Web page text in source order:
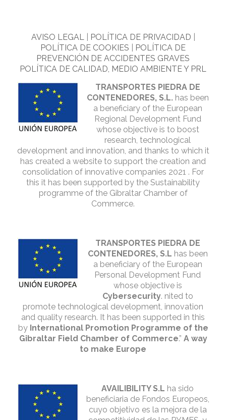
AVISO LEGAL POLÍTICA DE PRIVACIDAD
POLÍTICA DE COOKIES
POLÍTICA DE
PREVENCIÓN DE ACCIDENTES GRAVES
POLÍTICA DE CALIDAD, MEDIO AMBIENTE Y PRL
TRANSPORTES PIEDRA DE
CONTENEDORES, S.L. has been
a beneficiary of the European
Regional Development Fund
whose objective is to boost
research, technological
development and innovation, and thanks to which it
has created a website to support the creation and
consolidation of innovative companies 2021 . For
this it has been supported by the Sustainability
programme of the Gibraltar Chamber of
Commerce.
TRANSPORTES PIEDRA DE
CONTENEDORES, S.L has been
a beneficiary of the European
Personal Development Fund
whose objective is
Cybersecurity. nited to
promote technological development, innovation
and quality research. It has been supported in this
by International Promotion Programme of the
Gibraltar Field Chamber of Commerce.” A way
to make Europe
AVAILIBILITY S.L ha sido
beneficiaria de Fondos Europeos,
cuyo objetivo es la mejora de la